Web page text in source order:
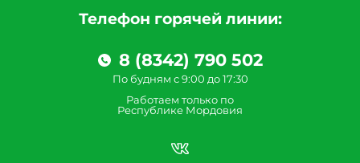
Телефон горячей линии:
8 (8342) 790 502
По будням с 9:00 до 17:30
Работаем только по
Республике Мордовия